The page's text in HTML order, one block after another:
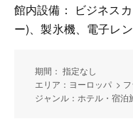
館内設備： ビジネス
ー)、製氷機、電子レ
期間： 指定なし
エリア：ヨーロッパ >
ジャンル：ホテル・宿泊